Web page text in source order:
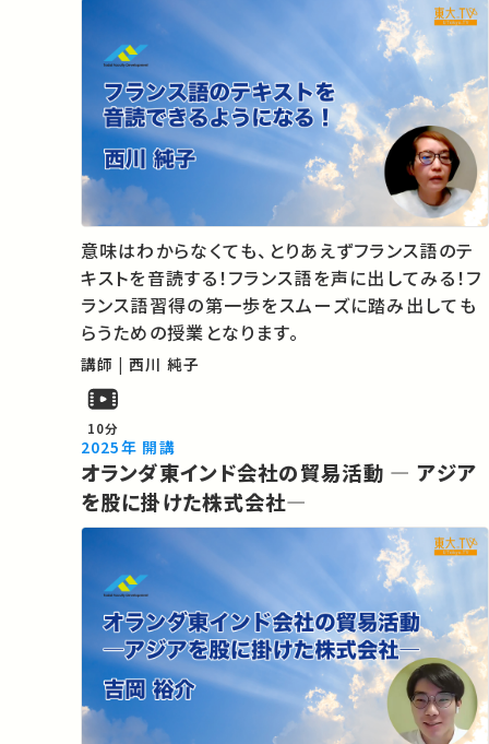
意味はわからなくても、とりあえずフランス語のテ
キストを音読する！フランス語を声に出してみる！フ
ランス語習得の第一歩をスムーズに踏み出しても
らうための授業となります。
講師 | 西川 純子
10分
2025年 開講
オランダ東インド会社の貿易活動 ― アジア
を股に掛けた株式会社―